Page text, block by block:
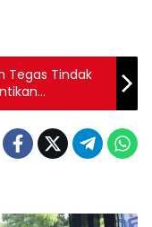
Tegas Tindak
di Lahat